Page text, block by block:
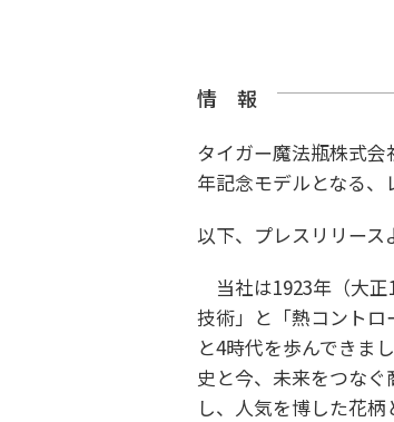
情 報
タイガー魔法瓶株式会
年記念モデルとなる、
以下、プレスリリース
当社は1923年（大
技術」と「熱コント
と4時代を歩んできま
史と今、未来をつな
し、人気を博した花